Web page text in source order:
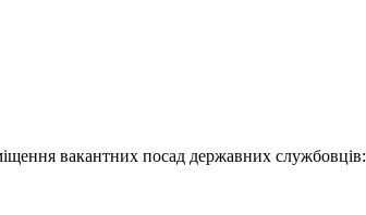
вакантних посад державних службовців: